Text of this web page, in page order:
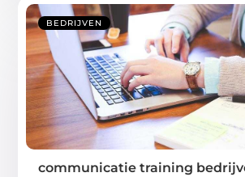
BEDRIJVEN
communicatie training